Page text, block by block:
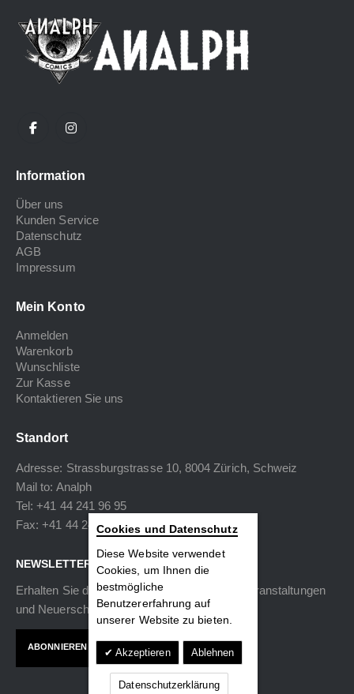
Information
Über uns
Kunden Service
Datenschutz
AGB
Impressum
Mein Konto
Anmelden
Warenkorb
Wunschliste
Zur Kasse
Kontaktieren Sie uns
Standort
Adresse: Strassburgstrasse 10, 8004 Zürich, Schweiz
Mail to: Analph
Tel: +41 44 241 96 95
Fax: +41 44 240 34 40
NEWSLETTER
Erhalten Sie die neuesten Informationen zu Veranstaltungen
und Neuerscheinungen.
ABONNIEREN
Cookies und Datenschutz
Diese Website verwendet
Cookies, um Ihnen die
bestmögliche
Benutzererfahrung auf
unserer Website zu bieten.
Akzeptieren Ablehnen
Datenschutzerklärung